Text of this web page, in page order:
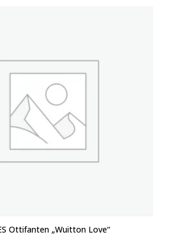
Ottifanten „Wuitton Love“